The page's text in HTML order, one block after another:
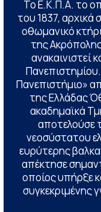
Το Ε.Κ.Π.Α. το
του 1837, αρχικά
οθωμανικό
της
ανακαινιστεί
Πανεπιστήμιο»
της Ελλάδας
ακαδημαϊκά
αποτελούσε
νεοσύστατου
ευρύτερης
απέκτησε
οποίος υπήρξε
συγκεκριμένης